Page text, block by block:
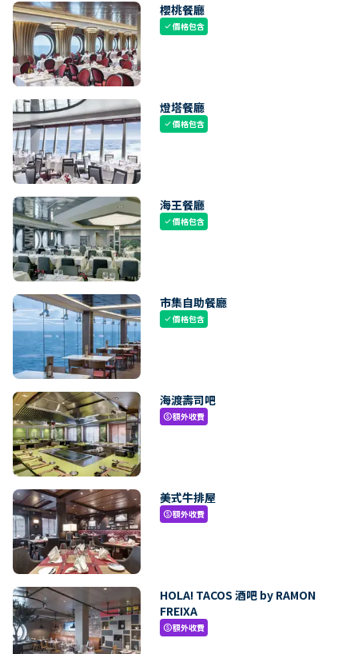
櫻桃餐廳
check價格包含
燈塔餐廳
check價格包含
海王餐廳
check價格包含
市集自助餐廳
check價格包含
海渡壽司吧
paid額外收費
美式牛排屋
paid額外收費
HOLA! TACOS 酒吧 by RAMON
FREIXA
paid額外收費